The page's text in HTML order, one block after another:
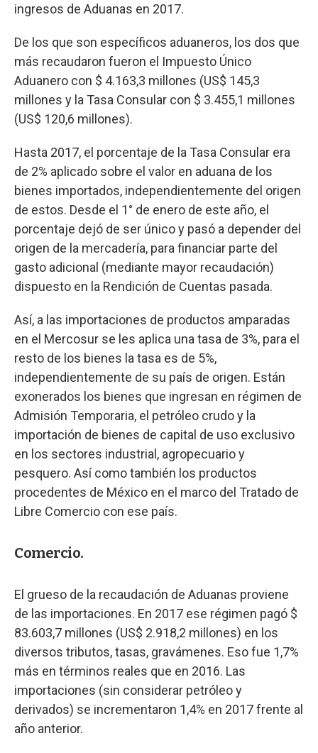
ingresos de Aduanas en 2017.
De los que son específicos aduaneros, los dos que
más recaudaron fueron el Impuesto Único
Aduanero con $ 4.163,3 millones (US$ 145,3
millones y la Tasa Consular con $ 3.455,1 millones
(US$ 120,6 millones).
Hasta 2017, el porcentaje de la Tasa Consular era
de 2% aplicado sobre el valor en aduana de los
bienes importados, independientemente del origen
de estos. Desde el 1° de enero de este año, el
porcentaje dejó de ser único y pasó a depender del
origen de la mercadería, para financiar parte del
gasto adicional (mediante mayor recaudación)
dispuesto en la Rendición de Cuentas pasada.
Así, a las importaciones de productos amparadas
en el Mercosur se les aplica una tasa de 3%, para el
resto de los bienes la tasa es de 5%,
independientemente de su país de origen. Están
exonerados los bienes que ingresan en régimen de
Admisión Temporaria, el petróleo crudo y la
importación de bienes de capital de uso exclusivo
en los sectores industrial, agropecuario y
pesquero. Así como también los productos
procedentes de México en el marco del Tratado de
Libre Comercio con ese país.
Comercio.
El grueso de la recaudación de Aduanas proviene
de las importaciones. En 2017 ese régimen pagó $
83.603,7 millones (US$ 2.918,2 millones) en los
diversos tributos, tasas, gravámenes. Eso fue 1,7%
más en términos reales que en 2016. Las
importaciones (sin considerar petróleo y
derivados) se incrementaron 1,4% en 2017 frente al
año anterior.